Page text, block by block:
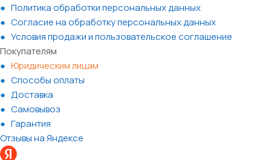
Политика обработки персональных данных
Согласие на обработку персональных данных
Условия продажи и пользовательское соглашение
Покупателям
Юридическим лицам
Способы оплаты
Доставка
Самовывоз
Гарантия
Отзывы на Яндексе